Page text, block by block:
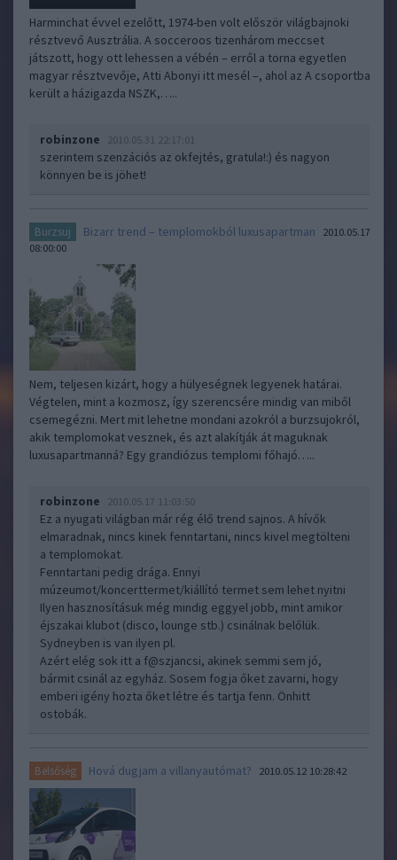
Harminchat évvel ezelőtt, 1974-ben volt először világbajnoki
résztvevő Ausztrália. A socceroos tizenhárom meccset
játszott, hogy ott lehessen a vébén – erről a torna egyetlen
magyar résztvevője, Atti Abonyi itt mesél –, ahol az A csoportba
került a házigazda NSZK,…..
robinzone 2010.05.31 22:17:01
szerintem szenzációs az okfejtés, gratula!:) és nagyon
könnyen be is jöhet!
Burzsuj Bizarr trend – templomokból luxusapartman
2010.05.17
08:00:00
Nem, teljesen kizárt, hogy a hülyeségnek legyenek határai.
Végtelen, mint a kozmosz, így szerencsére mindig van miből
csemegézni. Mert mit lehetne mondani azokról a burzsujokról,
akik templomokat vesznek, és azt alakítják át maguknak
luxusapartmanná? Egy grandiózus templomi főhajó…..
robinzone 2010.05.17 11:03:50
Ez a nyugati világban már rég élő trend sajnos. A hívők
elmaradnak, nincs kinek fenntartani, nincs kivel megtölteni
a templomokat.
Fenntartani pedig drága. Ennyi
múzeumot/koncerttermet/kiállító termet sem lehet nyitni
Ilyen hasznosításuk még mindig eggyel jobb, mint amikor
éjszakai klubot (disco, lounge stb.) csinálnak belőlük.
Sydneyben is van ilyen pl.
Azért elég sok itt a f@szjancsi, akinek semmi sem jó,
bármit csinál az egyház. Sosem fogja őket zavarni, hogy
emberi igény hozta őket létre és tartja fenn. Önhitt
ostobák.
Belsőség Hová dugjam a villanyautómat? 2010.05.12 10:28:42